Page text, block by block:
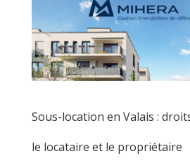
Sous-location en Valais :
le locataire et le propriétaire